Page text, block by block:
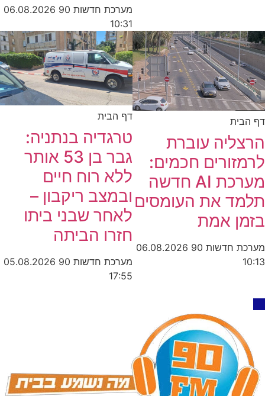
מערכת חדשות 90
06.08.2026
10:31
דף הבית
הרצליה עוברת
לרמזורים חכמים:
מערכת AI חדשה
תלמד את העומסים
בזמן אמת
מערכת חדשות 90
06.08.2026
10:13
דף הבית
טרגדיה בנתניה:
גבר בן 53 אותר
ללא רוח חיים
ובמצב ריקבון –
לאחר שבני ביתו
חזרו הביתה
מערכת חדשות 90
05.08.2026
17:55